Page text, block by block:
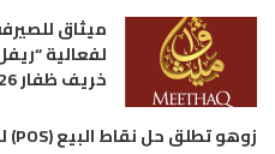
ميثاق
لفعالية
خريف ظفار 2026
زوهو تطلق حل نقاط البيع (POS) لقطاع التجزئة في دول الخليج